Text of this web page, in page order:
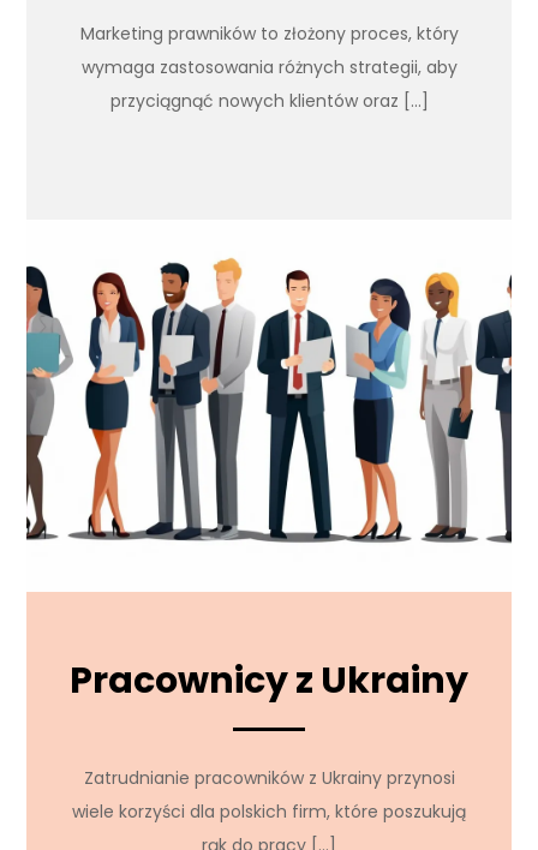
Marketing prawników to złożony proces, który
wymaga zastosowania różnych strategii, aby
przyciągnąć nowych klientów oraz […]
Pracownicy z Ukrainy
Zatrudnianie pracowników z Ukrainy przynosi
wiele korzyści dla polskich firm, które poszukują
rąk do pracy […]